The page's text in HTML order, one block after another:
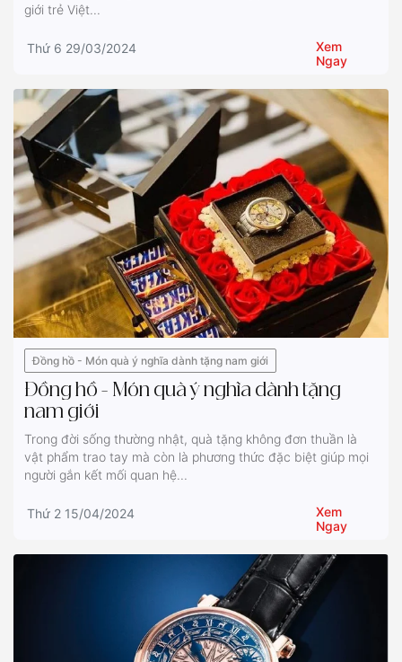
giới trẻ Việt...
Thứ 6 29/03/2024
Xem
Ngay
Đồng hồ - Món quà ý nghĩa dành tặng nam giới
Đồng hồ - Món quà ý nghĩa dành tặng
nam giới
Trong đời sống thường nhật, quà tặng không đơn thuần là
vật phẩm trao tay mà còn là phương thức đặc biệt giúp mọi
người gắn kết mối quan hệ...
Thứ 2 15/04/2024
Xem
Ngay